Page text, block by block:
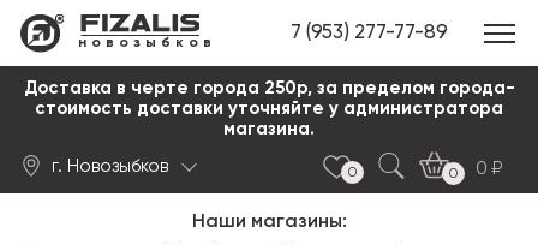
новозыбков 7 (953) 277-77-89
Доставка в черте города 250р, за пределом города-
стоимость доставки уточняйте у администратора
магазина.
г. Новозыбков 0 0
0
Наши магазины: